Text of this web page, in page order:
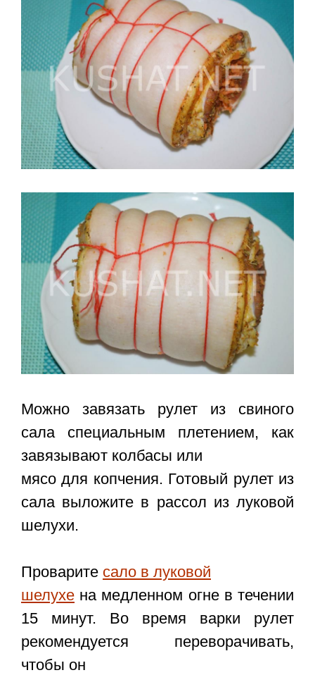
Можно завязать рулет из свиного
сала специальным плетением, как
завязывают колбасы или
мясо для копчения. Готовый рулет из
сала выложите в рассол из луковой
шелухи.
Проварите сало в луковой
шелухе на медленном огне в течении
15 минут. Во время варки рулет
рекомендуется переворачивать,
чтобы он